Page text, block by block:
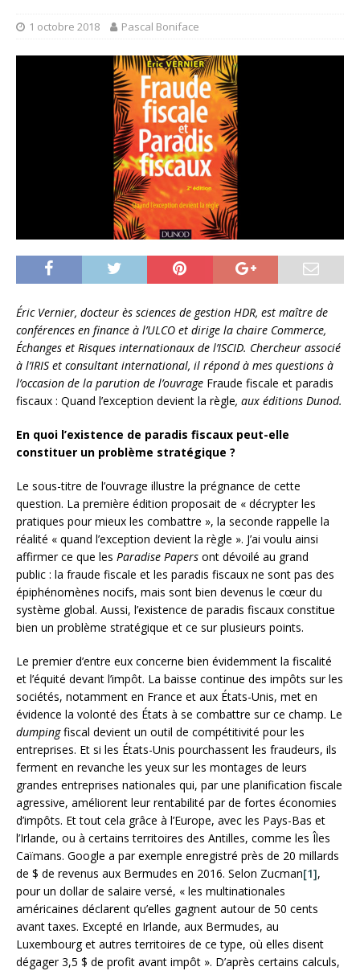
1 octobre 2018 Pascal Boniface
Éric Vernier, docteur ès sciences de gestion HDR, est maître de
conférences en finance à l’ULCO et dirige la chaire Commerce,
Échanges et Risques internationaux de l’ISCID. Chercheur associé
à l’IRIS et consultant international, il répond à mes questions à
l’occasion de la parution de l’ouvrage Fraude fiscale et paradis
fiscaux : Quand l’exception devient la règle, aux éditions Dunod.
En quoi l’existence de paradis fiscaux peut-elle
constituer un problème stratégique ?
Le sous-titre de l’ouvrage illustre la prégnance de cette
question. La première édition proposait de « décrypter les
pratiques pour mieux les combattre », la seconde rappelle la
réalité « quand l’exception devient la règle ». J’ai voulu ainsi
affirmer ce que les Paradise Papers ont dévoilé au grand
public : la fraude fiscale et les paradis fiscaux ne sont pas des
épiphénomènes nocifs, mais sont bien devenus le cœur du
système global. Aussi, l’existence de paradis fiscaux constitue
bien un problème stratégique et ce sur plusieurs points.
Le premier d’entre eux concerne bien évidemment la fiscalité
et l’équité devant l’impôt. La baisse continue des impôts sur les
sociétés, notamment en France et aux États-Unis, met en
évidence la volonté des États à se combattre sur ce champ. Le
dumpingfiscal devient un outil de compétitivité pour les
entreprises. Et si les États-Unis pourchassent les fraudeurs, ils
ferment en revanche les yeux sur les montages de leurs
grandes entreprises nationales qui, par une planification fiscale
agressive, améliorent leur rentabilité par de fortes économies
d’impôts. Et tout cela grâce à l’Europe, avec les Pays-Bas et
l’Irlande, ou à certains territoires des Antilles, comme les Îles
Caïmans. Google a par exemple enregistré près de 20 millards
de $ de revenus aux Bermudes en 2016. Selon Zucman[1],
pour un dollar de salaire versé, « les multinationales
américaines déclarent qu’elles gagnent autour de 50 cents
avant taxes. Excepté en Irlande, aux Bermudes, au
Luxembourg et autres territoires de ce type, où elles disent
dégager 3,5 $ de profit avant impôt ». D’après certains calculs,